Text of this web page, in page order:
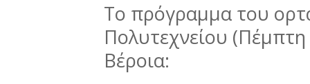
Το πρόγραμμα του
Πολυτεχνείου
Βέροια: